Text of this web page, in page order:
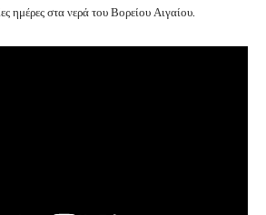
ημέρες στα νερά του Βορείου Αιγαίου.